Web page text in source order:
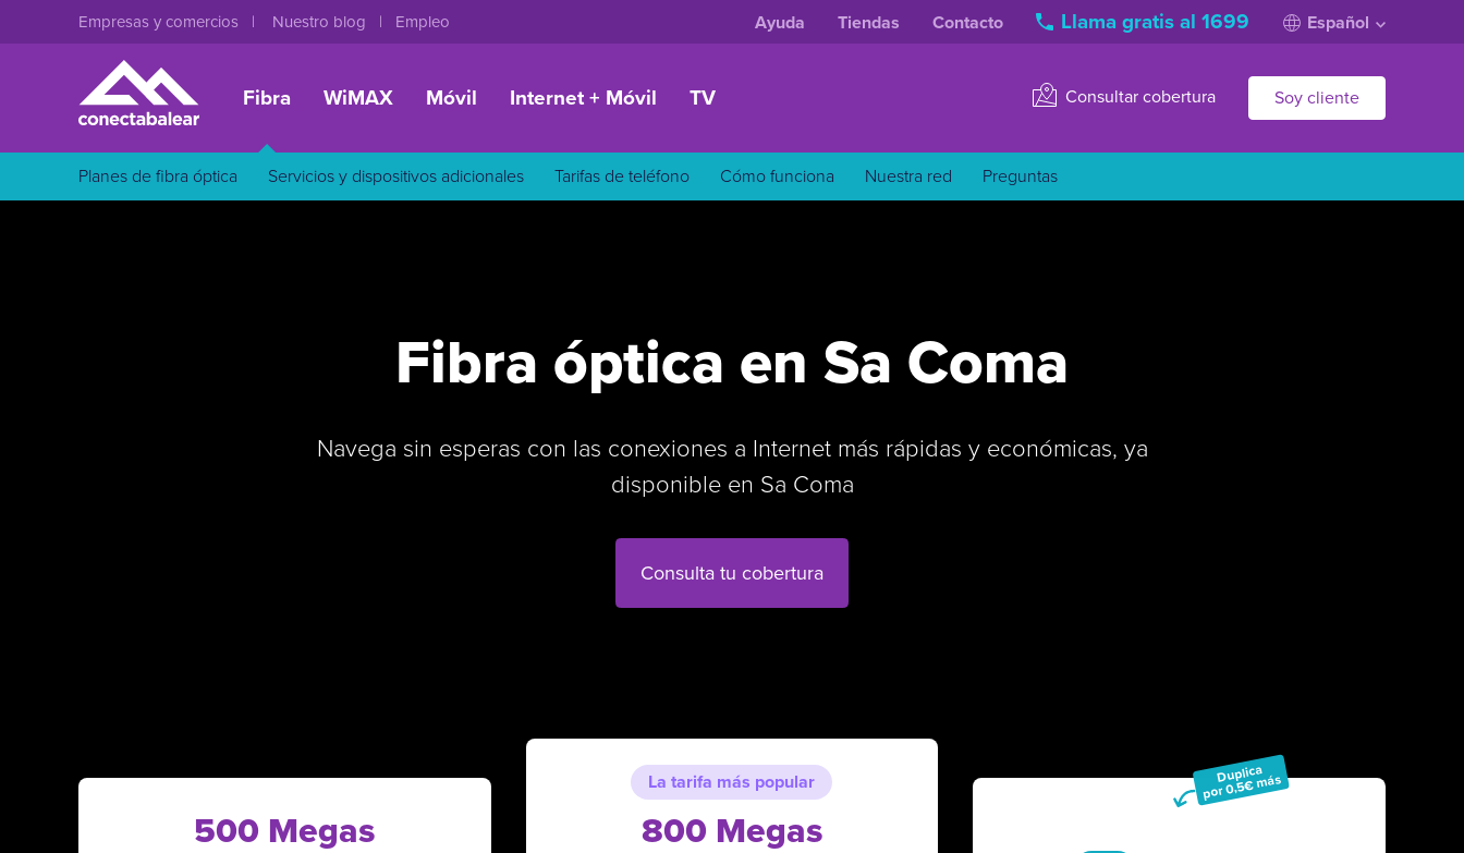
Empresas y comercios Nuestro blog Empleo Ayuda Tiendas Contacto Llama gratis al 1699 Español
Fibra WiMAX Móvil Internet + Móvil TV Consultar cobertura Soy cliente
Planes de fibra óptica Servicios y dispositivos adicionales Tarifas de teléfono Cómo funciona Nuestra red Preguntas
Fibra óptica en Sa Coma
Navega sin esperas con las conexiones a Internet más rápidas y económicas, ya
disponible en Sa Coma
Consulta tu cobertura
500 Megas
La tarifa más popular
800 Megas
Duplica
por 0,5€ más